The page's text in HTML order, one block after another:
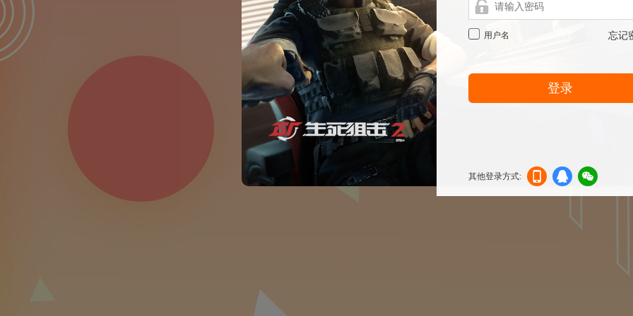
用户名 忘记
登录
其他登录方式:
机登
登录
信登